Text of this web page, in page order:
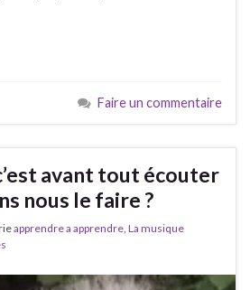
Faire un commentaire
avant tout écouter
nous le faire ?
apprendre a apprendre La musique